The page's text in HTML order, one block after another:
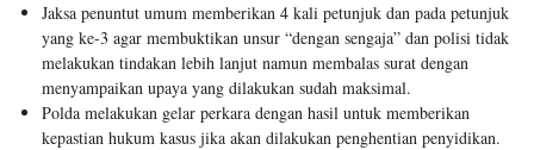
Jaksa penuntut umum memberikan 4 kali petunjuk dan pada petunjuk
yang ke-3 agar membuktikan unsur “dengan sengaja” dan polisi tidak
melakukan tindakan lebih lanjut namun membalas surat dengan
menyampaikan upaya yang dilakukan sudah maksimal.
Polda melakukan gelar perkara dengan hasil untuk memberikan
kepastian hukum kasus jika akan dilakukan penghentian penyidikan.